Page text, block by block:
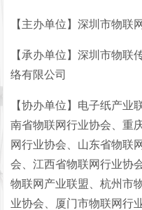
【主办单位】深圳市物联
【承办单位】深圳市物联
络有限公司
【协办单位】电子纸产业
南省物联网行业协会、重
网行业协会、山东省物联
会、江西省物联网行业协
物联网产业联盟、杭州市
业协会、厦门市物联网行